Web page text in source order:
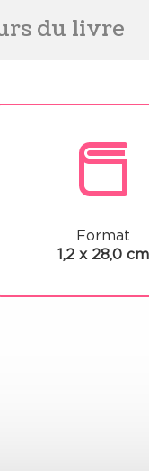
du livre
Format
1,2 x 28,0 cm